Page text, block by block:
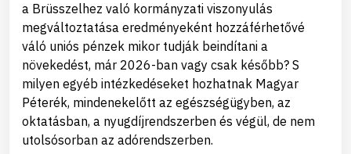
a Brüsszelhez való kormányzati viszonyulás
megváltoztatása eredményeként hozzáférhetővé
váló uniós pénzek mikor tudják beindítani a
növekedést, már 2026-ban vagy csak később? S
milyen egyéb intézkedéseket hozhatnak Magyar
Péterék, mindenekelőtt az egészségügyben, az
oktatásban, a nyugdíjrendszerben és végül, de nem
utolsósorban az adórendszerben.